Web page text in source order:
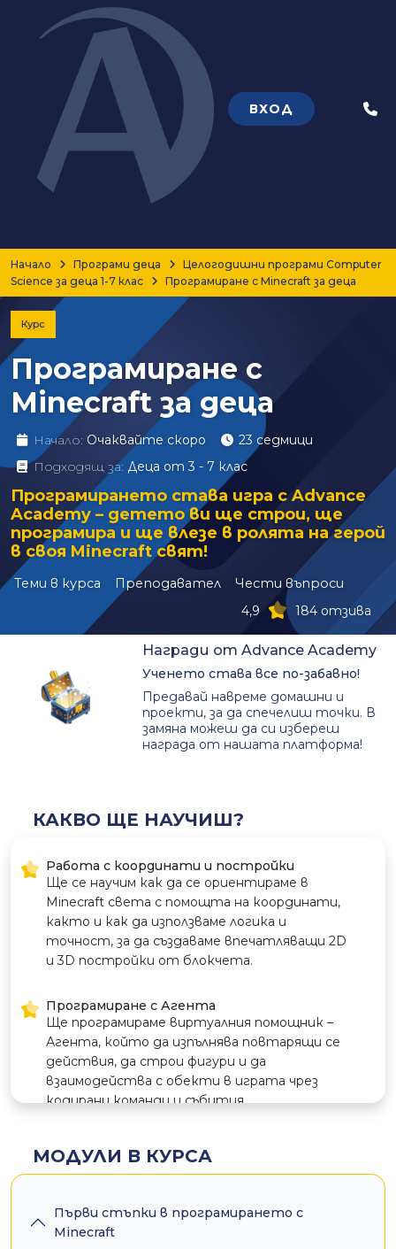
ВХОД
Начало Програми деца
Целогодишни програми Computer
Science за деца 1-7 клас
Програмиране с Minecraft за деца
Курс
Програмиране с
Minecraft за деца
Начало: Очаквайте скоро
23 седмици
Подходящ за: Деца от 3 - 7 клас
Програмирането става игра с Advance
Academy – детето ви ще строи, ще
програмира и ще влезе в ролята на герой
в своя Minecraft свят!
Теми в курса Преподавател
Чести въпроси
4,9
184 отзива
Награди от Advance Academy
Ученето става все по-забавно!
Предавай навреме домашни и
проекти, за да спечелиш точки. В
замяна можеш да си избереш
награда от нашата платформа!
КАКВО ЩЕ НАУЧИШ?
Работа с координати и постройки
Ще се научим как да се ориентираме в
Minecraft света с помощта на координати,
както и как да използваме логика и
точност, за да създаваме впечатляващи 2D
и 3D постройки от блокчета.
Програмиране с Агента
Ще програмираме виртуалния помощник –
Агента, който да изпълнява повтарящи се
действия, да строи фигури и да
взаимодейства с обекти в играта чрез
кодирани команди и събития.
Ще използваме логически конструкции
които ни позволяват да изграждаме по-
умни, автоматизирани и интерактивни
МОДУЛИ В КУРСА
Първи стъпки в програмирането с
Minecraft